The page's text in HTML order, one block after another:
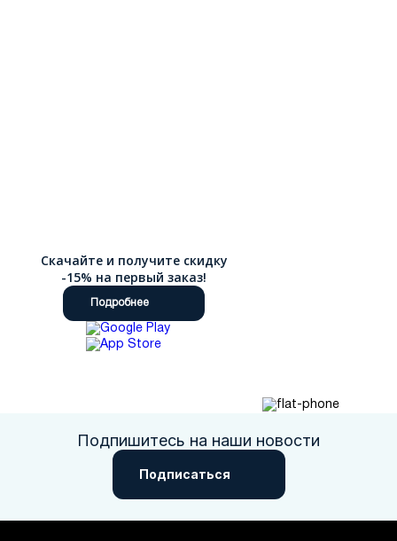
Скачайте и получите скидку
-15% на первый заказ!
Подробнее
Подпишитесь на наши новости
Подписаться